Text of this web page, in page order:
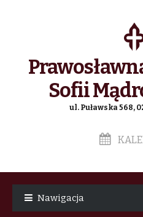
Sofii
ul. Puławska 568,
Nawigacja